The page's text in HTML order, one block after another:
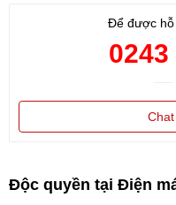
Để được hỗ
0243
Độc quyền tại Điện